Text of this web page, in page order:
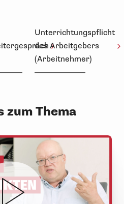
Unterrichtungspflicht
des Arbeitgebers
(Arbeitnehmer)
zum Thema